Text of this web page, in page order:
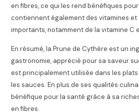
en fibres, ce qui les rend bénéfiques
contiennent également des vitamines et
importants, notamment de la vitamine C
En résumé, la Prune de Cythère est un
gastronomie, apprécié pour sa saveur
est principalement utilisée dans les
les sauces. En plus de ses qualités
bénéfique pour la santé grâce à sa
en fibres.